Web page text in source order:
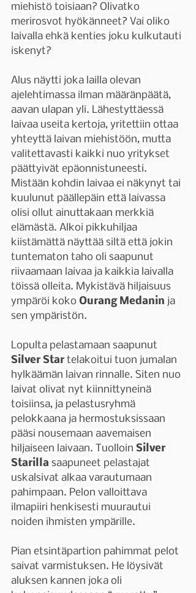
miehistö toisiaan? Olivatko
merirosvot hyökänneet? Vai oliko
laivalla ehkä kenties joku kulkutauti
iskenyt?
Alus näytti joka lailla olevan
ajelehtimassa ilman määränpäätä,
aavan ulapan yli. Lähestyttäessä
laivaa useita kertoja, yritettiin ottaa
yhteyttä laivan miehistöön, mutta
valitettavasti kaikki nuo yritykset
päättyivät epäonnistuneesti.
Mistään kohdin laivaa ei näkynyt tai
kuulunut päällepäin että laivassa
olisi ollut ainuttakaan merkkiä
elämästä. Alkoi pikkuhiljaa
kiistämättä näyttää siltä että jokin
tuntematon taho oli saapunut
riivaamaan laivaa ja kaikkia laivalla
töissä olleita. Mykistävä hiljaisuus
ympäröi koko Ourang Medanin ja
sen ympäristön.
Lopulta pelastamaan saapunut
Silver Star telakoitui tuon jumalan
hylkäämän laivan rinnalle. Siten nuo
laivat olivat nyt kiinnittyneinä
toisiinsa, ja pelastusryhmä
pelokkaana ja hermostuksissaan
pääsi nousemaan aavemaisen
hiljaiseen laivaan. Tuolloin Silver
Starilla saapuneet pelastajat
uskalsivat alkaa varautumaan
pahimpaan. Pelon valloittava
ilmapiiri henkisesti muurautui
noiden ihmisten ympärille.
Pian etsintäpartion pahimmat pelot
saivat varmistuksen. He löysivät
aluksen kannen joka oli